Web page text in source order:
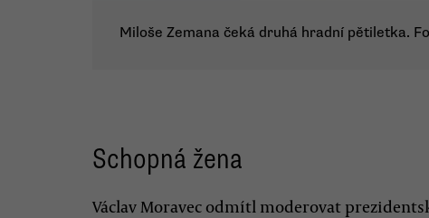
Miloše Zemana čeká druhá hradní pětiletka.
Schopná žena
Václav Moravec odmítl moderovat